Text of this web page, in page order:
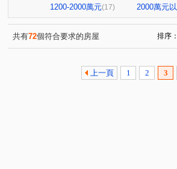
1200-2000萬元(17) 2000萬元
共有72個符合要求的房屋 排序：
上一頁 1 2 3